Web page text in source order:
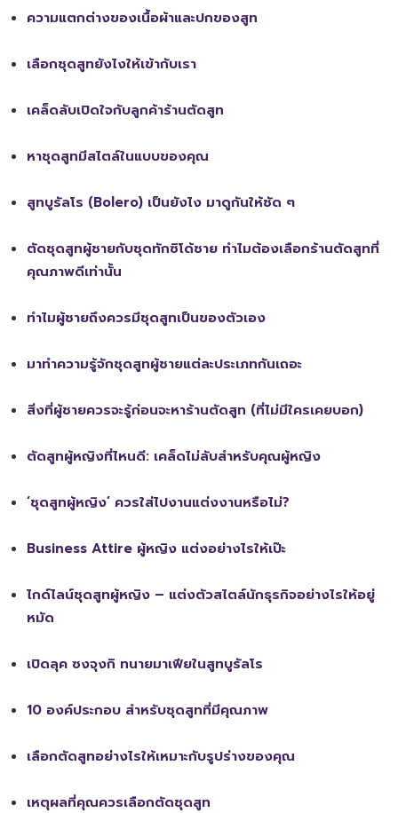
ความแตกต่างของเนื้อผ้าและปกของสูท
เลือกชุดสูทยังไงให้เข้ากับเรา
เคล็ดลับเปิดใจกับลูกค้าร้านตัดสูท
หาชุดสูทมีสไตล์ในแบบของคุณ
สูทบูรัลโร (Bolero) เป็นยังไง มาดูกันให้ชัด ๆ
ตัดชุดสูทผู้ชายกับชุดทักซิโด้ชาย ทำไมต้องเลือกร้านตัดสูทที่
คุณภาพดีเท่านั้น
ทำไมผู้ชายถึงควรมีชุดสูทเป็นของตัวเอง
มาทำความรู้จักชุดสูทผู้ชายแต่ละประเภทกันเถอะ
สิ่งที่ผู้ชายควรจะรู้ก่อนจะหาร้านตัดสูท (ที่ไม่มีใครเคยบอก)
ตัดสูทผู้หญิงที่ไหนดี: เคล็ดไม่ลับสำหรับคุณผู้หญิง
‘ชุดสูทผู้หญิง’ ควรใส่ไปงานแต่งงานหรือไม่?
Business Attire ผู้หญิง แต่งอย่างไรให้เป๊ะ
ไกด์ไลน์ชุดสูทผู้หญิง – แต่งตัวสไตล์นักธุรกิจอย่างไรให้อยู่
หมัด
เปิดลุค ซงจุงกิ ทนายมาเฟียในสูทบูรัลโร
10 องค์ประกอบ สำหรับชุดสูทที่มีคุณภาพ
เลือกตัดสูทอย่างไรให้เหมาะกับรูปร่างของคุณ
เหตุผลที่คุณควรเลือกตัดชุดสูท